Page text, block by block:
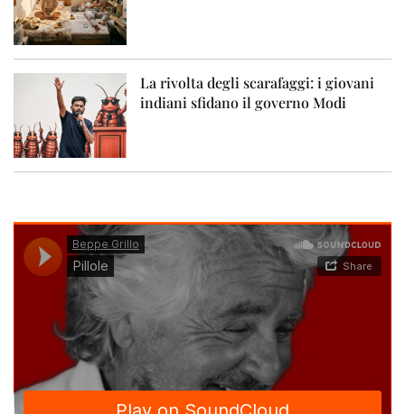
La rivolta degli scarafaggi: i giovani
indiani sfidano il governo Modi